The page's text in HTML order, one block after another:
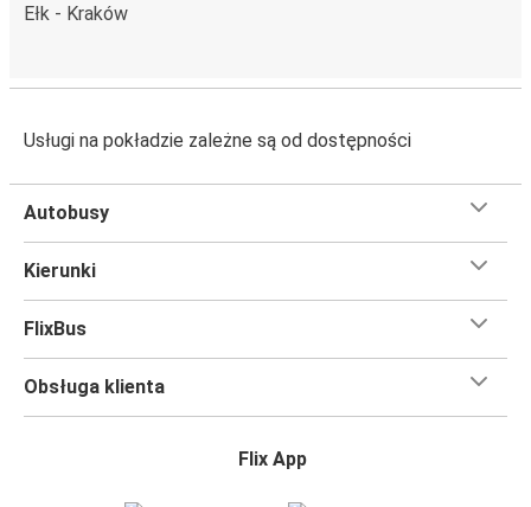
Ełk - Kraków
Usługi na pokładzie zależne są od dostępności
Autobusy
Kierunki
FlixBus
Obsługa klienta
Flix App